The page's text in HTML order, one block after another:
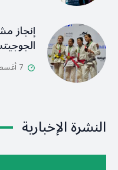
إنجاز
7 أغسطس، 2026
النشرة الإخبارية